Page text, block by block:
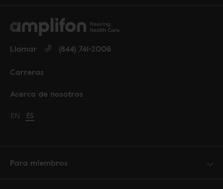
Acerca de nosotros
Carreras
Llamar (844) 741-2006
Change language to English
EN Cambiar idioma a español
ES
Para miembros